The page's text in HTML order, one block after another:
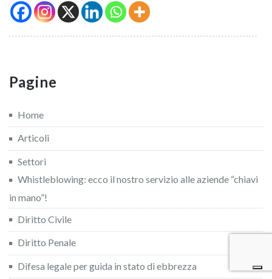
Pagine
Home
Articoli
Settori
Whistleblowing: ecco il nostro servizio alle aziende “chiavi
in mano”!
Diritto Civile
Diritto Penale
Difesa legale per guida in stato di ebbrezza